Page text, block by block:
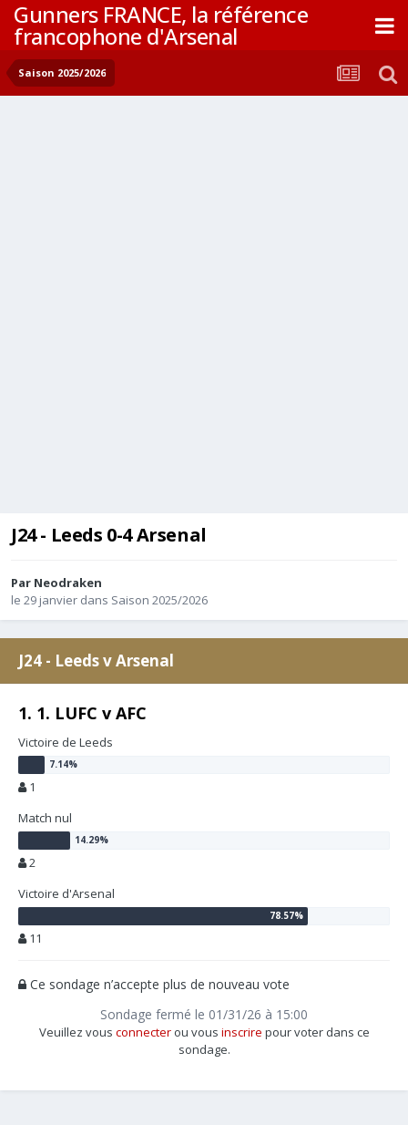
Gunners FRANCE, la référence
francophone d'Arsenal
Saison 2025/2026
J24 - Leeds 0-4 Arsenal
Par Neodraken
le 29 janvier dans Saison 2025/2026
J24 - Leeds v Arsenal
1. 1. LUFC v AFC
Victoire de Leeds
1
Match nul
2
Victoire d'Arsenal
11
Ce sondage n’accepte plus de nouveau vote
Veuillez vous connecterou vous inscrire pour voter dans ce
sondage.
Sondage fermé le 01/31/26 à 15:00